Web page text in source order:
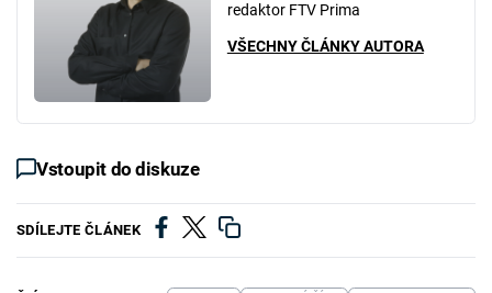
redaktor FTV Prima
VŠECHNY ČLÁNKY AUTORA
Vstoupit do diskuze
SDÍLEJTE ČLÁNEK